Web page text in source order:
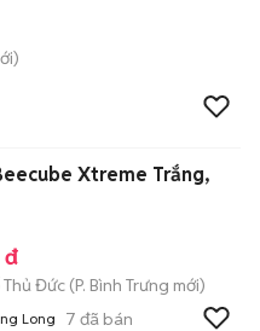
Xtreme Trắng,
đ
Đức (P. Bình Trưng mới)
Long 7 đã bán